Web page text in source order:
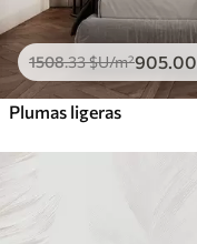
1508.33$U/m²905.00
Plumas ligeras